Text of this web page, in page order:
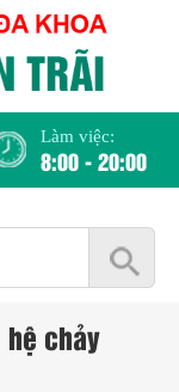
Làm việc:
8:00 - 20:00
chảy